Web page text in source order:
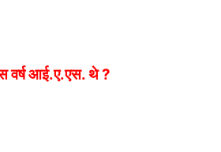
वर्ष आई.ए.एस. थे ?